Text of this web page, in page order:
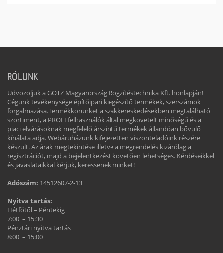
RÓLUNK
Üdvözöljük a GÖTZ Magyarország Rögzítéstechnika Kft. honlapján!
Cégünk tevékenysége építőipari kiegészítő termékek, szerszámok
forgalmazása.Termékkörünket a szakkereskedésekben megtalálható
szortiment, a PROFI felhasználók által megkövetelt minőségű és a
piaci elvárásoknak megfelelő árszintű termékek állandóan bővülő
kínálata adja. Webáruházunk kifejezetten viszonteladóink részére
készült. Az árak megtekintése illetve a megrendelés kizárólag a
regisztrációt, majd a bejelentkezést követően lehetséges. Kérdéseikkel
és javaslataikkal kérjük, keressenek minket!
Adószám: 14512607-2-13
Nyitva tartás:
Hétfőtől – Péntekig
7:00 – 15:30
Pénztári nyitva tartás
8:00 – 15:00